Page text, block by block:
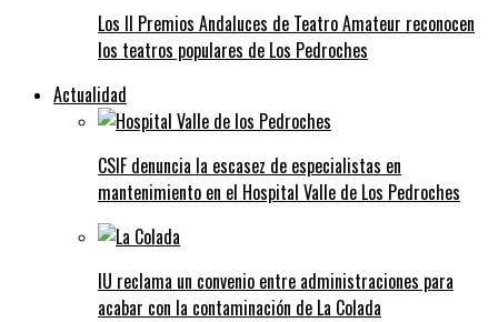
Los II Premios Andaluces de Teatro Amateur reconocen
los teatros populares de Los Pedroches
Actualidad
CSIF denuncia la escasez de especialistas en
mantenimiento en el Hospital Valle de Los Pedroches
IU reclama un convenio entre administraciones para
acabar con la contaminación de La Colada